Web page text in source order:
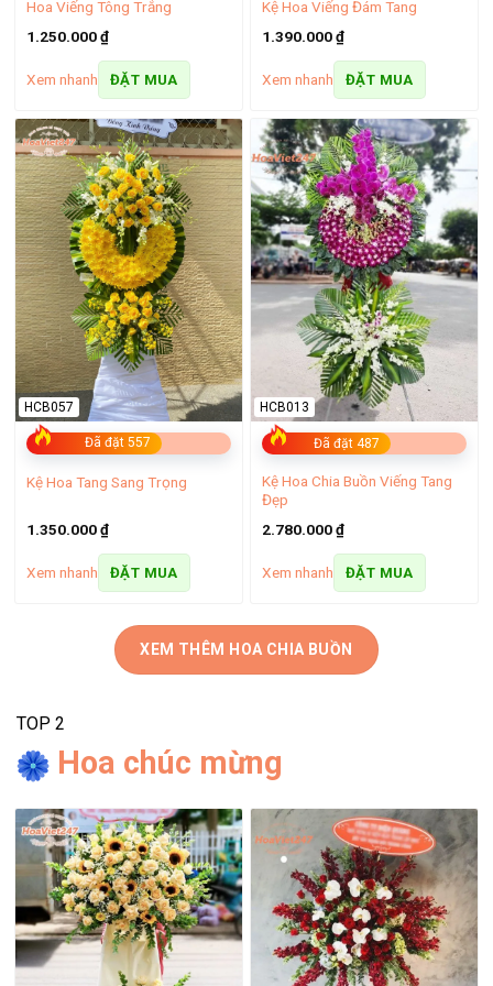
Bó hoa hồng tặng vợ
Bó hoa cho ngày lễ
Hoa Viếng Tông Trắng
1.250.000₫
Xem nhanh ĐẶT MUA
Kệ Hoa Viếng Đám Tang
1.390.000₫
Xem nhanh ĐẶT MUA
Đã đặt 557
HCB057
Kệ Hoa Tang Sang Trọng
1.350.000₫
Xem nhanh ĐẶT MUA
Đã đặt 487
HCB013
Kệ Hoa Chia Buồn Viếng Tang
Đẹp
2.780.000₫
Xem nhanh ĐẶT MUA
XEM THÊM HOA CHIA BUỒN
TOP 2
Hoa chúc mừng